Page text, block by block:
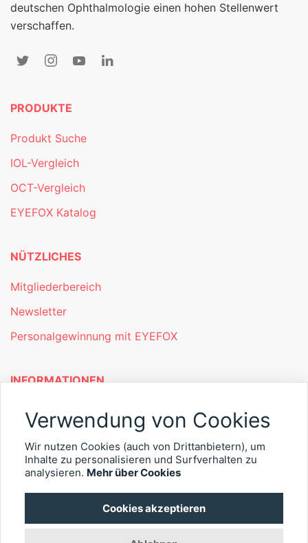
deutschen Ophthalmologie einen hohen Stellenwert
verschaffen.
PRODUKTE
Produkt Suche
IOL-Vergleich
OCT-Vergleich
EYEFOX Katalog
NÜTZLICHES
Mitgliederbereich
Newsletter
Personalgewinnung mit EYEFOX
INFORMATIONEN
Was ist EYEFOX – Ihre Möglichkeiten
Kontakt
Verwendung von Cookies
Wir nutzen Cookies (auch von Drittanbietern), um
Inhalte zu personalisieren und Surfverhalten zu
analysieren. Mehr über Cookies
Cookies akzeptieren